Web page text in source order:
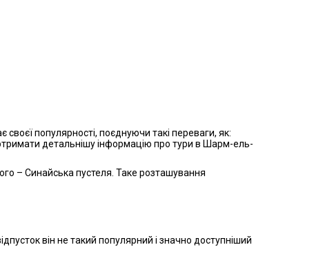
популярності, поєднуючи такі переваги, як:
детальнішу інформацію про тури в Шарм-ель-
– Синайська пустеля. Таке розташування
він не такий популярний і значно доступніший